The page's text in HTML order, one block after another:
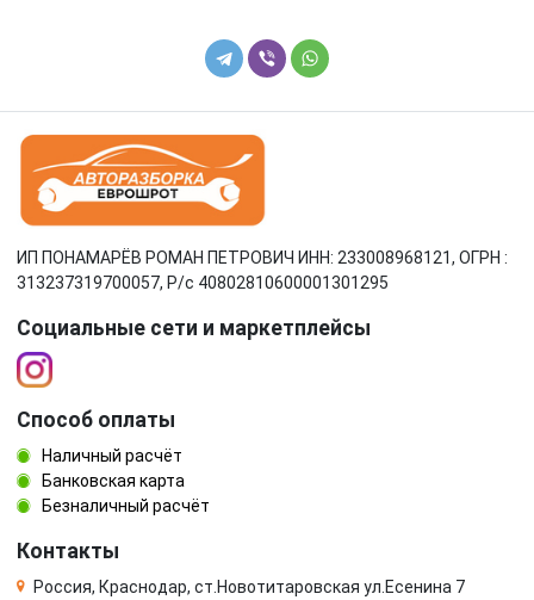
ИП ПОНАМАРЁВ РОМАН ПЕТРОВИЧ ИНН: 233008968121, ОГРН :
313237319700057, Р/c 40802810600001301295
Социальные сети и маркетплейсы
Способ оплаты
Наличный расчёт
Банковская карта
Безналичный расчёт
Контакты
Россия, Краснодар, ст.Новотитаровская ул.Есенина 7